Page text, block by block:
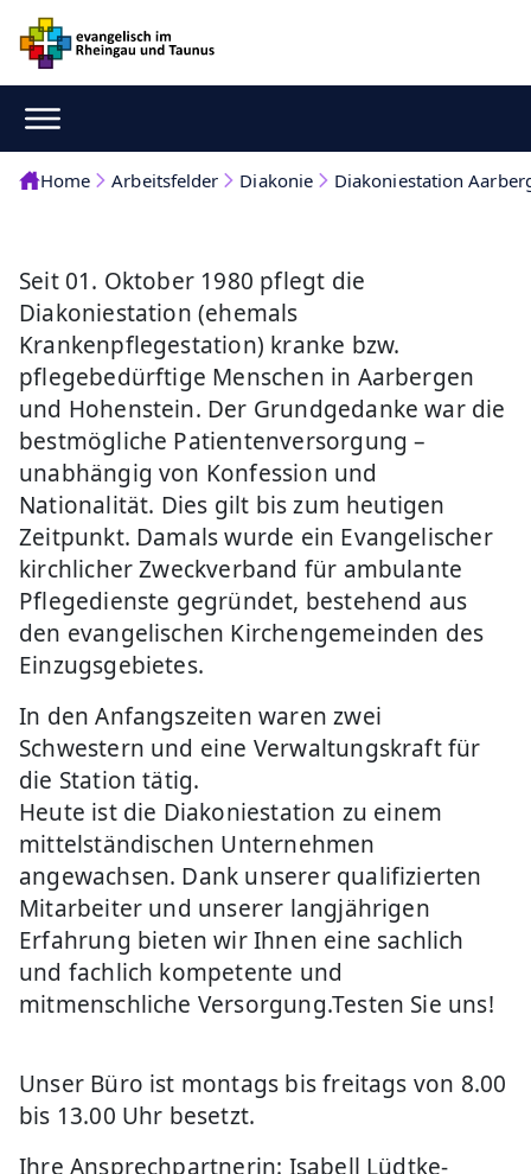
Home Arbeitsfelder Diakonie Diakoniestation
Seit 01. Oktober 1980 pflegt die
Diakoniestation (ehemals
Krankenpflegestation) kranke bzw.
pflegebedürftige Menschen in Aarbergen
und Hohenstein.​ Der Grundgedanke war die
bestmögliche Patientenversorgung –
unabhängig von Konfession und
Nationalität. Dies gilt bis zum heutigen
Zeitpunkt. Damals wurde ein Evangelischer
kirchlicher Zweckverband für ambulante
Pflegedienste gegründet, bestehend aus
den evangelischen Kirchengemeinden des
Einzugsgebietes.
In den Anfangszeiten waren zwei
Schwestern und eine Verwaltungskraft für
die Station tätig.
Heute ist die Diakoniestation zu einem
mittelständischen Unternehmen
angewachsen. Dank unserer qualifizierten
Mitarbeiter und unserer langjährigen
Erfahrung bieten wir Ihnen eine sachlich
und fachlich kompetente und
mitmenschliche Versorgung.Testen Sie uns!
Unser Büro ist montags bis freitags von 8.00
bis 13.00 Uhr besetzt.
Ihre Ansprechpartnerin: Isabell Lüdtke-